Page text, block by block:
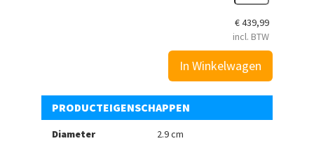
€439,99
incl. BTW
In Winkelwagen
PRODUCTEIGENSCHAPPEN
Diameter
2.9 cm